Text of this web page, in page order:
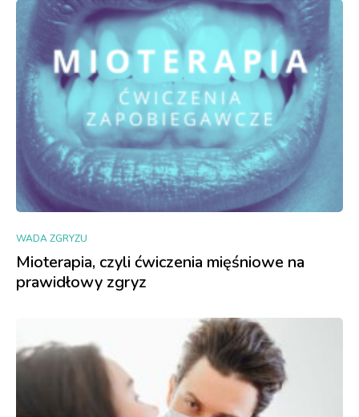
WADA ZGRYZU
Mioterapia, czyli ćwiczenia mięśniowe na
prawidłowy zgryz